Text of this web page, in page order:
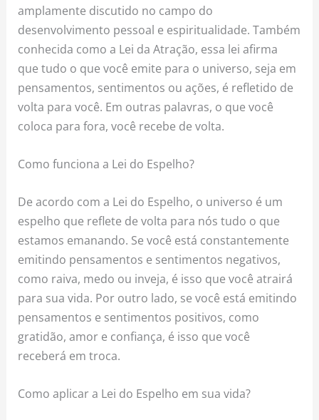
amplamente discutido no campo do
desenvolvimento pessoal e espiritualidade. Também
conhecida como a Lei da Atração, essa lei afirma
que tudo o que você emite para o universo, seja em
pensamentos, sentimentos ou ações, é refletido de
volta para você. Em outras palavras, o que você
coloca para fora, você recebe de volta.
Como funciona a Lei do Espelho?
De acordo com a Lei do Espelho, o universo é um
espelho que reflete de volta para nós tudo o que
estamos emanando. Se você está constantemente
emitindo pensamentos e sentimentos negativos,
como raiva, medo ou inveja, é isso que você atrairá
para sua vida. Por outro lado, se você está emitindo
pensamentos e sentimentos positivos, como
gratidão, amor e confiança, é isso que você
receberá em troca.
Como aplicar a Lei do Espelho em sua vida?